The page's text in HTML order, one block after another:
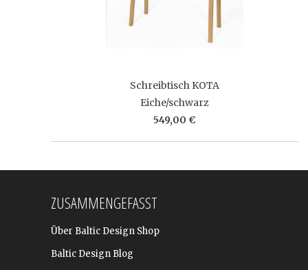
Schreibtisch KOTA
Eiche/schwarz
549,00 €
ZUSAMMENGEFASST
Über Baltic Design Shop
Baltic Design Blog